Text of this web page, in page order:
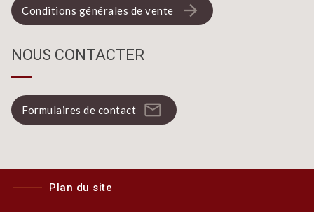
Conditions générales de vente arrow_forward
NOUS CONTACTER
Formulaires de contact mail_outline
Plan du site